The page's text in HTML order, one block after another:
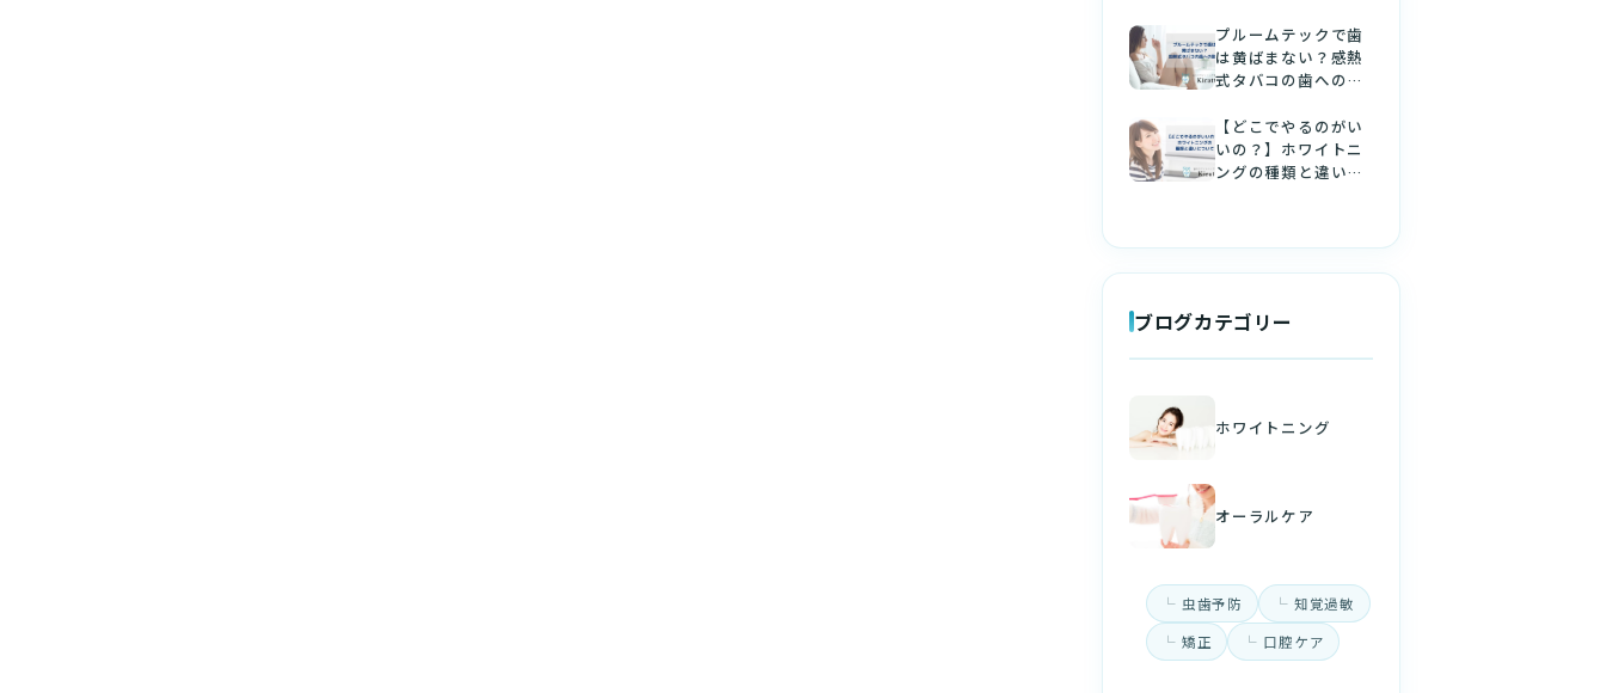
プルームテックで歯
は黄ばまない？感熱
式タバコの歯への影
【どこでやるのがい
いの？】ホワイトニ
ングの種類と違いに
ブログカテゴリー
ホワイトニング
オーラルケア
虫歯予防
知覚過敏
矯正
口腔ケア